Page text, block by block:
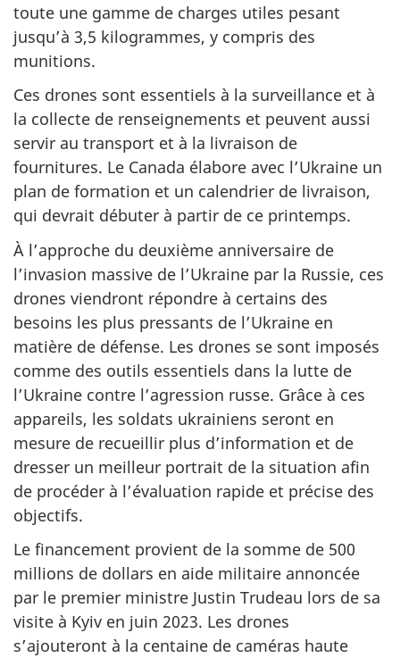
toute une gamme de charges utiles pesant
jusqu’à 3,5 kilogrammes, y compris des
munitions.
Ces drones sont essentiels à la surveillance et à
la collecte de renseignements et peuvent aussi
servir au transport et à la livraison de
fournitures. Le Canada élabore avec l’Ukraine un
plan de formation et un calendrier de livraison,
qui devrait débuter à partir de ce printemps.
À l’approche du deuxième anniversaire de
l’invasion massive de l’Ukraine par la Russie, ces
drones viendront répondre à certains des
besoins les plus pressants de l’Ukraine en
matière de défense. Les drones se sont imposés
comme des outils essentiels dans la lutte de
l’Ukraine contre l’agression russe. Grâce à ces
appareils, les soldats ukrainiens seront en
mesure de recueillir plus d’information et de
dresser un meilleur portrait de la situation afin
de procéder à l’évaluation rapide et précise des
objectifs.
Le financement provient de la somme de 500
millions de dollars en aide militaire annoncée
par le premier ministre Justin Trudeau lors de sa
visite à Kyiv en juin 2023. Les drones
s’ajouteront à la centaine de caméras haute